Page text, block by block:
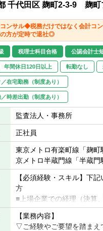
ョン業務やクライアントと
ョンとなります。具体的に
にてアセットマネージャー
その依頼に沿って書類の捺
理などをスピーディーに正
す。また、押印業務や送金
は別のチームとなりますの
することが重要です。ファ
会計・税務周りの質問や相
りますが、基本的には会計
担当者につなぎ、回答しま
■ファンド組成時における
ドバイス、ビークル設立、
イスを行います。ファンド
満たさなければならない論
法、会社法、流動化法な
適切なスキームは何か等を
します。また、会計・税務
や時にはコンサルティング
緒にミーティングに出るこ
千代田区 麹町2-3-9 麹
ンサル◆税務だけではなく会計コ
方が定時で退社◎
税理士科目合格 公認会計士
年間休日120日以上 転勤なし
在宅勤務（制度あり）
時差出勤（制度あり）
監査法人・事務所
正社員
東京メトロ有楽町線「麹町
京メトロ半蔵門線「半蔵門
【必須経験・スキル】下
方
■上場企業での経理（決算
務）のご経験
■会計事務所での経験3年以
【業務内容】
▽ご経験やご要望を踏まえ